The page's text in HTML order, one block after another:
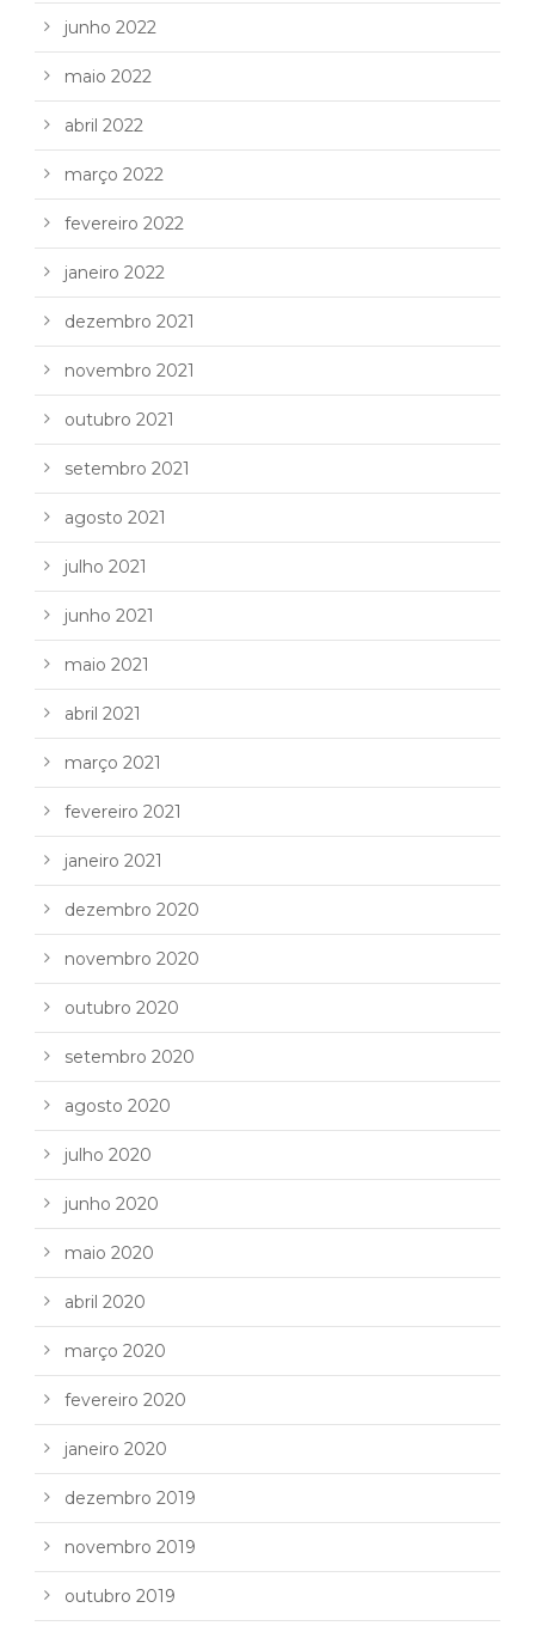
junho 2022
maio 2022
abril 2022
março 2022
fevereiro 2022
janeiro 2022
dezembro 2021
novembro 2021
outubro 2021
setembro 2021
agosto 2021
julho 2021
junho 2021
maio 2021
abril 2021
março 2021
fevereiro 2021
janeiro 2021
dezembro 2020
novembro 2020
outubro 2020
setembro 2020
agosto 2020
julho 2020
junho 2020
maio 2020
abril 2020
março 2020
fevereiro 2020
janeiro 2020
dezembro 2019
novembro 2019
outubro 2019